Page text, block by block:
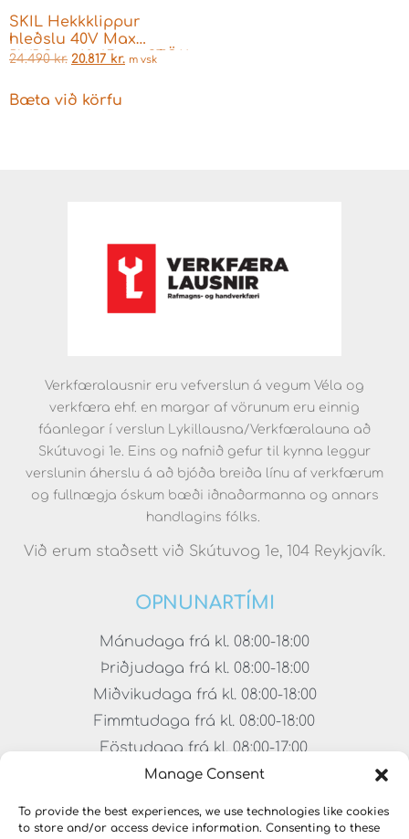
Manage Consent
To provide the best experiences, we use technologies like cookies
to store and/or access device information. Consenting to these
SKIL Hekkklippur
hleðslu 40V Max
PWRCore40 65 cm STÖK
24.490kr. 20.817 kr. m vsk
Bæta við körfu
Verkfæralausnir eru vefverslun á vegum Véla og
verkfæra ehf. en margar af vörunum eru einnig
fáanlegar í verslun Lykillausna/Verkfæralauna að
Skútuvogi 1e. Eins og nafnið gefur til kynna leggur
verslunin áherslu á að bjóða breiða línu af verkfærum
og fullnægja óskum bæði iðnaðarmanna og annars
handlagins fólks.
Við erum staðsett við Skútuvog 1e, 104 Reykjavík.
OPNUNARTÍMI
Mánudaga frá kl. 08:00-18:00
Þriðjudaga frá kl. 08:00-18:00
Miðvikudaga frá kl. 08:00-18:00
Fimmtudaga frá kl. 08:00-18:00
Föstudaga frá kl. 08:00-17:00
Laugardaga frá kl. 11:00-15:00